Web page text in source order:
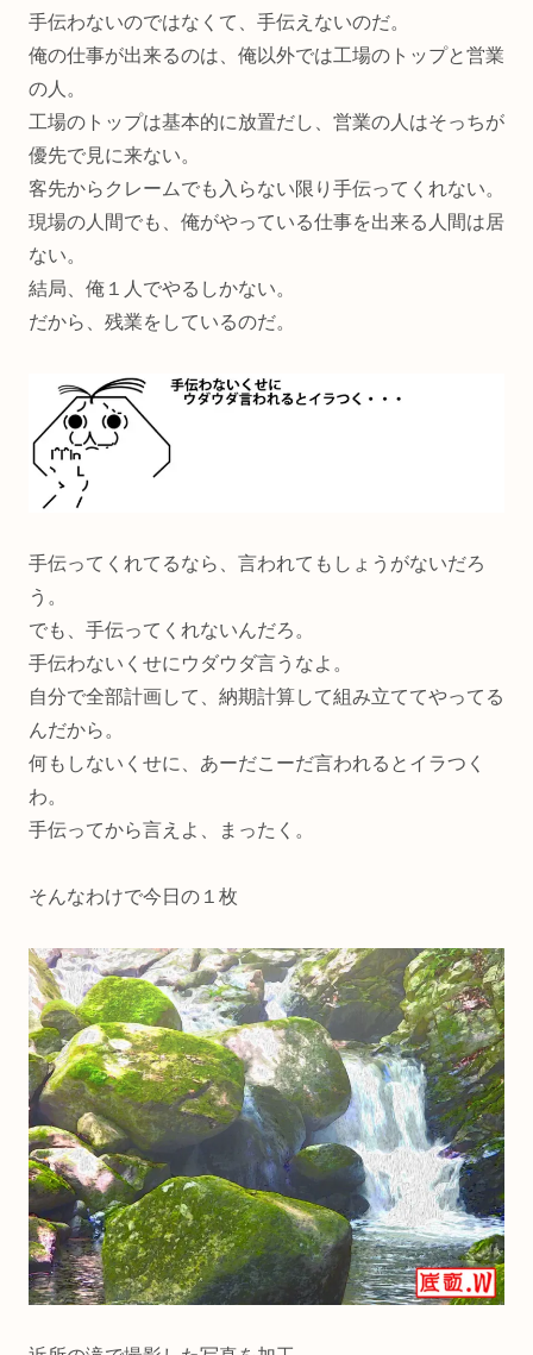
手伝わないのではなくて、手伝えないのだ。
俺の仕事が出来るのは、俺以外では工場のトップと営業
の人。
工場のトップは基本的に放置だし、営業の人はそっちが
優先で見に来ない。
客先からクレームでも入らない限り手伝ってくれない。
現場の人間でも、俺がやっている仕事を出来る人間は居
ない。
結局、俺１人でやるしかない。
だから、残業をしているのだ。
手伝ってくれてるなら、言われてもしょうがないだろ
う。
でも、手伝ってくれないんだろ。
手伝わないくせにウダウダ言うなよ。
自分で全部計画して、納期計算して組み立ててやってる
んだから。
何もしないくせに、あーだこーだ言われるとイラつく
わ。
手伝ってから言えよ、まったく。
そんなわけで今日の１枚